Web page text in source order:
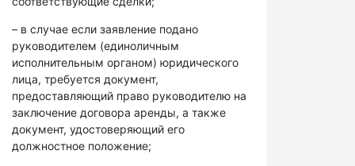
– в случае если заявление подано
руководителем (единоличным
исполнительным органом) юридического
лица, требуется документ,
предоставляющий право руководителю на
заключение договора аренды, а также
документ, удостоверяющий его
должностное положение;